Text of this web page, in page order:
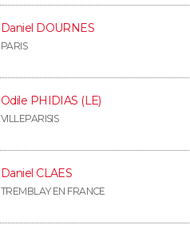
Daniel DOURNES
PARIS
Odile PHIDIAS (LE)
VILLEPARISIS
Daniel CLAES
TREMBLAY EN FRANCE